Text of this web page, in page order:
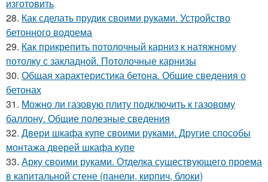
изготовить
28. Как сделать прудик своими руками. Устройство
бетонного водоема
29. Как прикрепить потолочный карниз к натяжному
потолку с закладной. Потолочные карнизы
30. Общая характеристика бетона. Общие сведения о
бетонах
31. Можно ли газовую плиту подключить к газовому
баллону. Общие полезные сведения
32. Двери шкафа купе своими руками. Другие способы
монтажа дверей шкафа купе
33. Арку своими руками. Отделка существующего проема
в капитальной стене (панели, кирпич, блоки)